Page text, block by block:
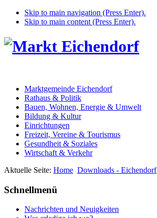
Skip to main navigation (Press Enter).
Skip to main content (Press Enter).
Marktgemeinde Eichendorf
Rathaus & Politik
Bauen, Wohnen, Energie & Umwelt
Bildung & Kultur
Einrichtungen
Freizeit, Vereine & Tourismus
Gesundheit & Soziales
Wirtschaft & Verkehr
Aktuelle Seite: Home Downloads - Eichendorf
Schnellmenü
Nachrichten und Neuigkeiten